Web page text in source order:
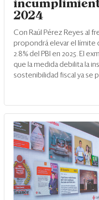
2024
Con Raúl Pérez Reyes al
propondrá elevar el límite
2.8% del PBI en 2025. El
que la medida debilita la
sostenibilidad fiscal ya se